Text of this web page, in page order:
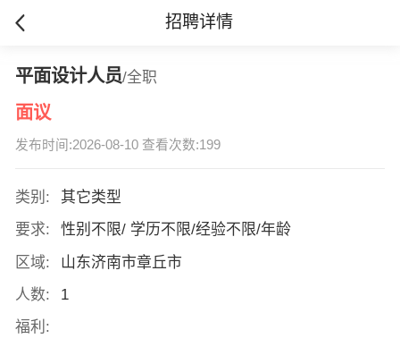
招聘详情
平面设计人员/全职
面议
发布时间:2026-08-10 查看次数:199
类别:
其它类型
要求:
性别不限/ 学历不限/经验不限/年龄
区域:
山东济南市章丘市
人数:
1
福利: